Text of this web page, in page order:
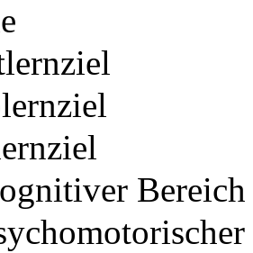
Bereich